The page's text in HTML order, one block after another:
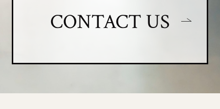
CONTACT US